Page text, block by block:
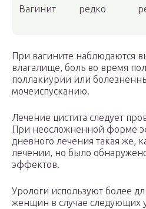
Вагинит редко
При вагините наблюдаются
влагалище, боль во время
поллакиурии или
мочеиспусканию.
Лечение цистита следует
При неосложненной форме
дневного лечения такая же,
лечении, но было
эффектов.
Урологи используют более
женщин в случае следующих